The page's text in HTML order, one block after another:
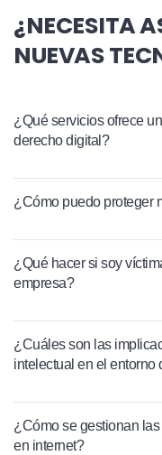
¿NECESITA
NUEVAS
¿Qué servicios ofrece
derecho digital?
¿Cómo puedo proteger
¿Qué hacer si soy
empresa?
¿Cuáles son las
intelectual en el entorno
¿Cómo se gestionan
en internet?